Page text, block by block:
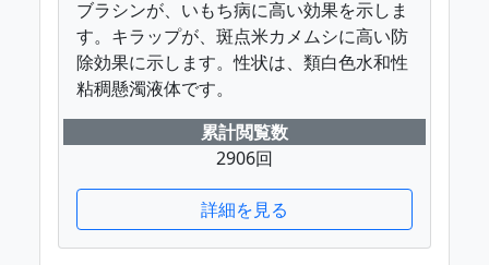
ブラシンが、いもち病に高い効果を示しま
す。キラップが、斑点米カメムシに高い防
除効果に示します。性状は、類白色水和性
粘稠懸濁液体です。
累計閲覧数
2906回
詳細を見る